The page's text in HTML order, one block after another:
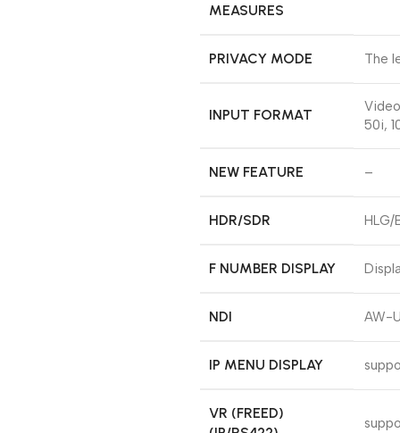
MEASURES
PRIVACY MODE The
INPUT FORMAT
50i,
NEW FEATURE –
HDR/SDR HLG/
F NUMBER DISPLAY
NDI AW-
IP MENU DISPLAY
VR (FREED)